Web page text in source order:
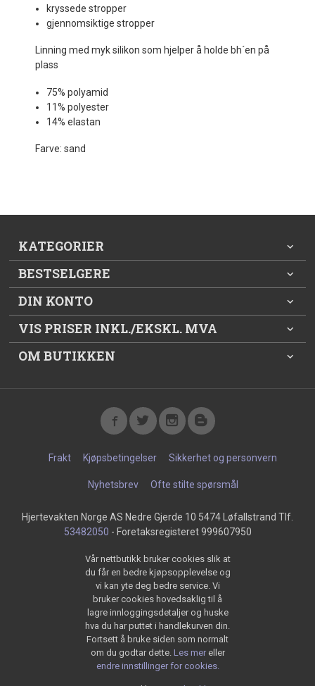
kryssede stropper
gjennomsiktige stropper
Linning med myk silikon som hjelper å holde bh´en på
plass
75% polyamid
11% polyester
14% elastan
Farve: sand
KATEGORIER
BESTSELGERE
DIN KONTO
VIS PRISER INKL./EKSKL. MVA
OM BUTIKKEN
Frakt Kjøpsbetingelser Sikkerhet og personvern
Nyhetsbrev Ofte stilte spørsmål
Hjertevakten Norge AS Nedre Gjerde 10 5474 Løfallstrand Tlf.
53482050 - Foretaksregisteret 999607950
Vår nettbutikk bruker cookies slik at
du får en bedre kjøpsopplevelse og
vi kan yte deg bedre service. Vi
bruker cookies hovedsaklig til å
lagre innloggingsdetaljer og huske
hva du har puttet i handlekurven din.
Fortsett å bruke siden som normalt
om du godtar dette. Les mer eller
endre innstillinger for cookies.